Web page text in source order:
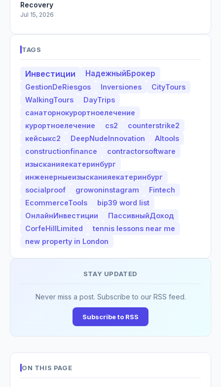
Recovery
Jul 15, 2026
TAGS
Инвестиции НадежныйБрокер
GestionDeRiesgos Inversiones
CityTours
WalkingTours
DayTrips
санаторнокурортноелечение
курортноелечение
cs2
counterstrike2
кейсыкс2
DeepNudeInnovation
AItools
constructionfinance
contractorsoftware
изысканияекатеринбург
инженерныеизысканияекатеринбург
socialproof
growoninstagram
Fintech
EcommerceTools
bip39 word list
ОнлайнИнвестиции
ПассивныйДоход
CorfeHillLimited
tennis lessons near me
new property in London
STAY UPDATED
Never miss a post. Subscribe to our RSS feed.
Subscribe to RSS
ON THIS PAGE